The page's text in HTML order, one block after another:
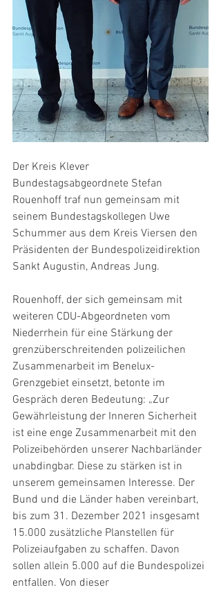
Der Kreis Klever
Bundestagsabgeordnete Stefan
Rouenhoff traf nun gemeinsam mit
seinem Bundestagskollegen Uwe
Schummer aus dem Kreis Viersen den
Präsidenten der Bundespolizeidirektion
Sankt Augustin, Andreas Jung.
Rouenhoff, der sich gemeinsam mit
weiteren CDU-Abgeordneten vom
Niederrhein für eine Stärkung der
grenzüberschreitenden polizeilichen
Zusammenarbeit im Benelux-
Grenzgebiet einsetzt, betonte im
Gespräch deren Bedeutung: „Zur
Gewährleistung der Inneren Sicherheit
ist eine enge Zusammenarbeit mit den
Polizeibehörden unserer Nachbarländer
unabdingbar. Diese zu stärken ist in
unserem gemeinsamen Interesse. Der
Bund und die Länder haben vereinbart,
bis zum 31. Dezember 2021 insgesamt
15.000 zusätzliche Planstellen für
Polizeiaufgaben zu schaffen. Davon
sollen allein 5.000 auf die Bundespolizei
entfallen. Von dieser